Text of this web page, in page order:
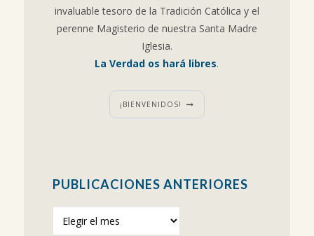
invaluable tesoro de la Tradición Católica y el
perenne Magisterio de nuestra Santa Madre
Iglesia.
La Verdad os hará libres.
¡BIENVENIDOS!
PUBLICACIONES ANTERIORES
anteriores